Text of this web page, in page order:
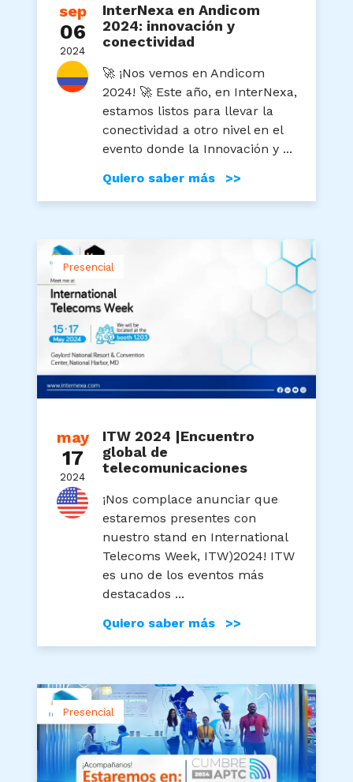
sep
06
2024
InterNexa en Andicom
2024: innovación y
conectividad
🚀 ¡Nos vemos en Andicom
2024! 🚀 Este año, en InterNexa,
estamos listos para llevar la
conectividad a otro nivel en el
evento donde la Innovación y ...
Quiero saber más >>
may
17
2024
Presencial
ITW 2024 |Encuentro
global de
telecomunicaciones
¡Nos complace anunciar que
estaremos presentes con
nuestro stand en International
Telecoms Week, ITW)2024! ITW
es uno de los eventos más
destacados ...
Quiero saber más >>
Presencial